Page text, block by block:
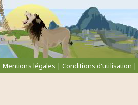
Mentions légales | Conditions d'utilisation |